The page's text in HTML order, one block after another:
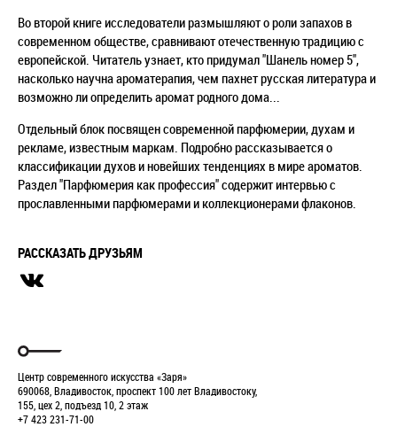
Во второй книге исследователи размышляют о роли запахов в
современном обществе, сравнивают отечественную традицию с
европейской. Читатель узнает, кто придумал "Шанель номер 5",
насколько научна ароматерапия, чем пахнет русская литература и
возможно ли определить аромат родного дома...
Отдельный блок посвящен современной парфюмерии, духам и
рекламе, известным маркам. Подробно рассказывается о
классификации духов и новейших тенденциях в мире ароматов.
Раздел "Парфюмерия как профессия" содержит интервью с
прославленными парфюмерами и коллекционерами флаконов.
РАССКАЗАТЬ ДРУЗЬЯМ
Центр современного искусства «Заря»
690068, Владивосток, проспект 100 лет Владивостоку,
155, цех 2, подъезд 10, 2 этаж
+7 423 231-71-00